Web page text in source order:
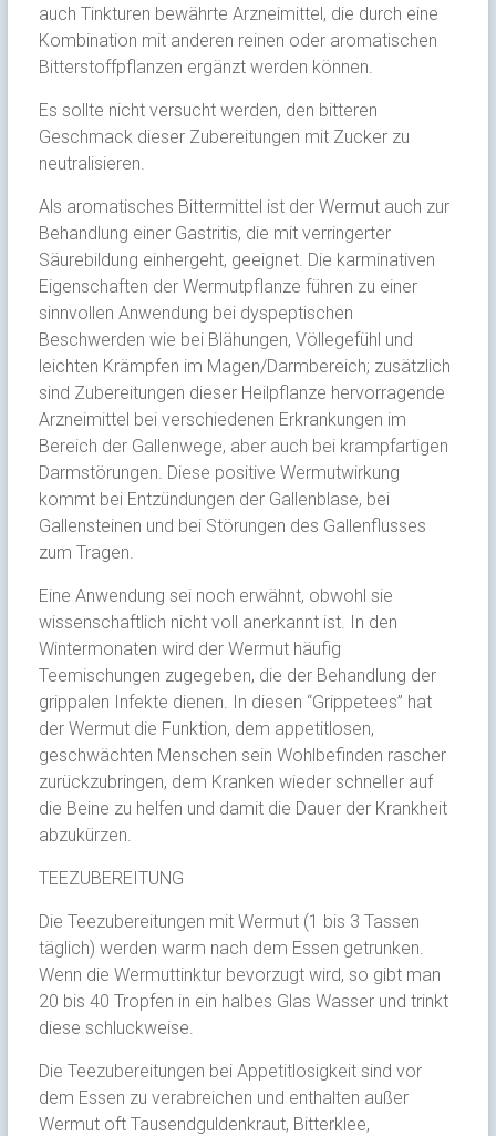
auch Tinkturen bewährte Arzneimittel, die durch eine
Kombination mit anderen reinen oder aromatischen
Bitterstoffpflanzen ergänzt werden können.
Es sollte nicht versucht werden, den bitteren
Geschmack dieser Zubereitungen mit Zucker zu
neutralisieren.
Als aromatisches Bittermittel ist der Wermut auch zur
Behandlung einer Gastritis, die mit verringerter
Säurebildung einhergeht, geeignet. Die karminativen
Eigenschaften der Wermutpflanze führen zu einer
sinnvollen Anwendung bei dyspeptischen
Beschwerden wie bei Blähungen, Völlegefühl und
leichten Krämpfen im Magen/Darmbereich; zusätzlich
sind Zubereitungen dieser Heilpflanze hervorragende
Arzneimittel bei verschiedenen Erkrankungen im
Bereich der Gallenwege, aber auch bei krampfartigen
Darmstörungen. Diese positive Wermutwirkung
kommt bei Entzündungen der Gallenblase, bei
Gallensteinen und bei Störungen des Gallenflusses
zum Tragen.
Eine Anwendung sei noch erwähnt, obwohl sie
wissenschaftlich nicht voll anerkannt ist. In den
Wintermonaten wird der Wermut häufig
Teemischungen zugegeben, die der Behandlung der
grippalen Infekte dienen. In diesen “Grippetees” hat
der Wermut die Funktion, dem appetitlosen,
geschwächten Menschen sein Wohlbefinden rascher
zurückzubringen, dem Kranken wieder schneller auf
die Beine zu helfen und damit die Dauer der Krankheit
abzukürzen.
TEEZUBEREITUNG
Die Teezubereitungen mit Wermut (1 bis 3 Tassen
täglich) werden warm nach dem Essen getrunken.
Wenn die Wermuttinktur bevorzugt wird, so gibt man
20 bis 40 Tropfen in ein halbes Glas Wasser und trinkt
diese schluckweise.
Die Teezubereitungen bei Appetitlosigkeit sind vor
dem Essen zu verabreichen und enthalten außer
Wermut oft Tausendguldenkraut, Bitterklee,